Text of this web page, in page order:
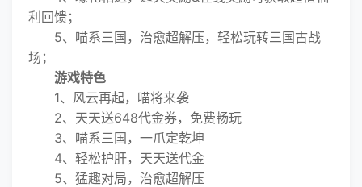
利回馈；
5、喵系三国，治愈超解压，轻松玩转三国古战
场；
游戏特色
1、风云再起，喵将来袭
2、天天送648代金券，免费畅玩
3、喵系三国，一爪定乾坤
4、轻松护肝，天天送代金
5、猛趣对局，治愈超解压